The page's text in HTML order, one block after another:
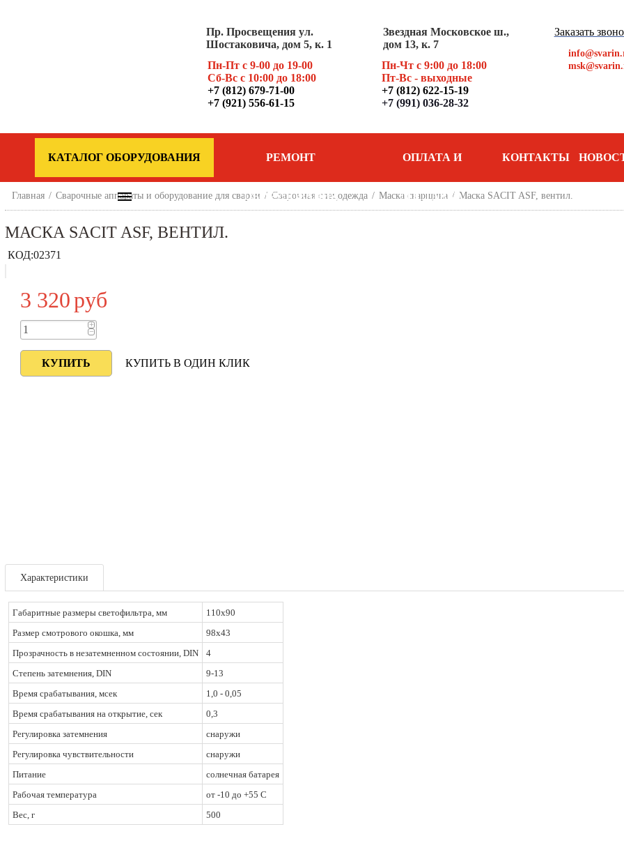
Пр. Просвещения ул.
Шостаковича, дом 5, к. 1
Пн-Пт с 9-00 до 19-00
Сб-Вс с 10:00 до 18:00
+7 (812) 679-71-00
+7 (921) 556-61-15
Звездная Московское ш.,
дом 13, к. 7
Пн-Чт с 9:00 до 18:00
Пт-Вс - выходные
+7 (812) 622-15-19
+7 (991) 036-28-32
Заказать
КАТАЛОГ ОБОРУДОВАНИЯ РЕМОНТ
ОБОРУДОВАНИЯ
ОПЛАТА И
ДОСТАВКА
КОНТАКТЫ
Главная / Сварочные аппараты и оборудование для сварки / Сварочная спецодежда / Маска сварщика / Маска SACIT ASF, вентил.
МАСКА SACIT ASF, ВЕНТИЛ.
КОД:02371
3 320руб
+
−
КУПИТЬ В ОДИН КЛИК
Характеристики
Габаритные размеры светофильтра, мм
110x90
Размер смотрового окошка, мм
98x43
Прозрачность в незатемненном состоянии, DIN
4
Степень затемнения, DIN
9-13
Время срабатывания, мсек
1,0 - 0,05
Время срабатывания на открытие, сек
0,3
Регулировка затемнения
снаружи
Регулировка чувствительности
снаружи
Питание
солнечная батарея
Рабочая температура
от -10 до +55 С
Вес, г
500